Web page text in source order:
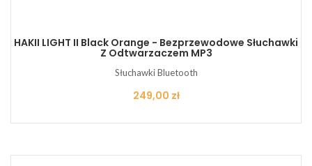
HAKII LIGHT II Black Orange - Bezprzewodowe Słuchawki
Z Odtwarzaczem MP3
Słuchawki Bluetooth
Cena
249,00 zł